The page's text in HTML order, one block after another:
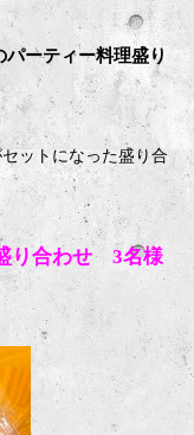
ーティー料理盛り
ットになった盛り合
り合わせ 3名様